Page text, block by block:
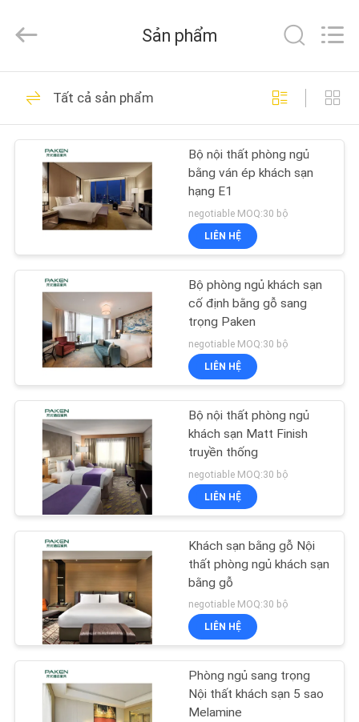
NHÀ
CÁC
SẢN
PHẨM
CHÚNG
THAM
QUAN
NHÀ
MÁY
KIỂM
SOÁT
CHẤT
LƯỢNG
LIÊN
HỆ
CHÚNG
Foshan
Paken
Ltd..
Reserved.
Nội thất khách sạn
hiện đại
32
Bộ nội thất phòng
ngủ khách sạn
107
Nội thất phòng ngủ
khách sạn sang
trọng
Nội thất sảnh khách
sạn
Sản phẩm
Tất cả sản phẩm
Bộ nội thất phòng ngủ
bằng ván ép khách sạn
hạng E1
negotiable MOQ:30 bộ
LIÊN HỆ
Bộ phòng ngủ khách sạn
cố định bằng gỗ sang
trọng Paken
negotiable MOQ:30 bộ
LIÊN HỆ
Bộ nội thất phòng ngủ
khách sạn Matt Finish
truyền thống
negotiable MOQ:30 bộ
LIÊN HỆ
Khách sạn bằng gỗ Nội
thất phòng ngủ khách sạn
bằng gỗ
negotiable MOQ:30 bộ
LIÊN HỆ
Phòng ngủ sang trọng
Nội thất khách sạn 5 sao
Melamine